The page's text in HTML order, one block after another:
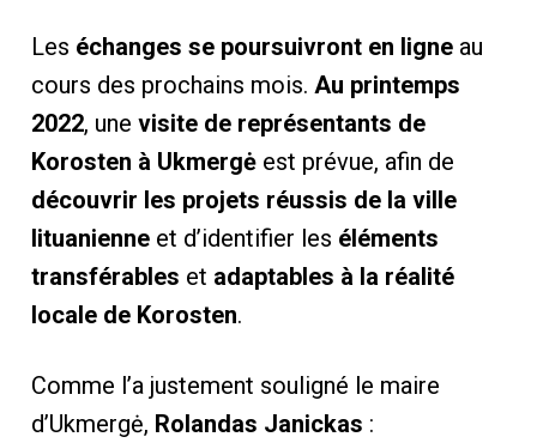
Les échanges se poursuivront en ligneau
cours des prochains mois. Au printemps
2022, une visite de représentants de
Korosten à Ukmergėest prévue, afin de
découvrir les projets réussis de la ville
lituanienneet d’identifier les éléments
transférables et adaptables à la réalité
locale de Korosten.
Comme l’a justement souligné le maire
d’Ukmergė, Rolandas Janickas :